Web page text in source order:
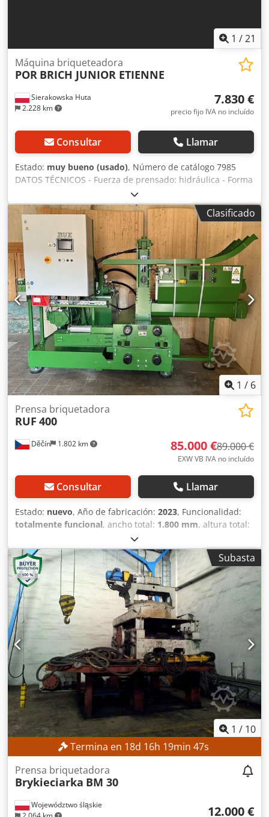
1 /21
Sierakowska Huta
2.228 km
Máquina briqueteadora
POR BRICH JUNIOR ETIENNE
7.830 €
precio fijo IVA no incluído
Consultar Llamar
Estado: muy bueno (usado), Número de catálogo 7985
DATOS TÉCNICOS - Fuerza de prensado: hidráulica - Forma
del briquete: redonda - Diámetro del briquete: 50 mm -
Diámetro del depósito: 1000 mm - Rendimiento: hasta 10
briquetas/min, hasta aprox. 90 kg/h - Funcionamiento
automático de la máquina - Motor: 5,5kW - Dimensiones
(L/A/H): 1720x1100x1500 mm - Peso: aprox. 650 kg
VENTAJAS – Fabricación italiana – Prensa briquetadora
usada Crodpfx Ajzh Iy Eecief – Sin repintar – Estado muy
bueno Precio neto: 32.900 PLN Precio neto: 7.830 EUR
según un tipo de cambio de 4,2 EUR/PLN (Los precios
pueden variar con fluctuaciones significativas del tipo de
cambio)
Clasificado
1 / 6
Děčín 1.802 km
Prensa briquetadora
RUF 400
85.000 €89.000 €
EXW VB IVA no incluído
Consultar Llamar
Estado: nuevo, Año de fabricación: 2023, Funcionalidad:
totalmente funcional, ancho total: 1.800 mm, altura total:
1.600 mm
Esta es una máquina nueva disponible de inmediato.
Crsdjukfvpjpfx Acijf
Subasta
1 / 10
Termina en 18d 16h 19min 45s
Województwo śląskie
Prensa briquetadora
Brykieciarka BM 30
12.000 €